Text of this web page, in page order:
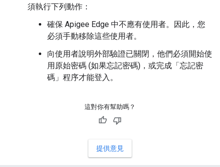
須執行下列動作：
確保 Apigee Edge 中不應有使用者。因此，您
必須手動移除這些使用者。
向使用者說明外部驗證已關閉，他們必須開始使
用原始密碼 (如果忘記密碼)，或完成「忘記密
碼」程序才能登入。
這對你有幫助嗎？
提供意見